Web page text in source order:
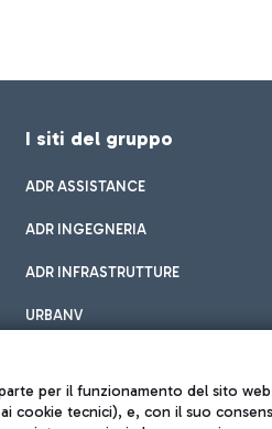
I siti del gruppo
ADR ASSISTANCE
ADR INGEGNERIA
ADR INFRASTRUTTURE
URBANV
per il funzionamento del sito
cookie tecnici), e, con il suo